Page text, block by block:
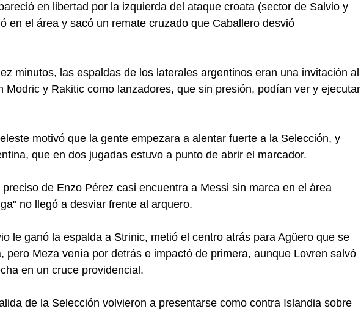
en libertad por la izquierda del ataque croata (sector de Salvio y
en el área y sacó un remate cruzado que Caballero desvió
minutos, las espaldas de los laterales argentinos eran una invitación al
Modric y Rakitic como lanzadores, que sin presión, podían ver y ejecutar
motivó que la gente empezara a alentar fuerte a la Selección, y
que en dos jugadas estuvo a punto de abrir el marcador.
de Enzo Pérez casi encuentra a Messi sin marca en el área
no llegó a desviar frente al arquero.
le ganó la espalda a Strinic, metió el centro atrás para Agüero que se
pero Meza venía por detrás e impactó de primera, aunque Lovren salvó
en un cruce providencial.
de la Selección volvieron a presentarse como contra Islandia sobre